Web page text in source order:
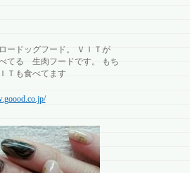
ードッグフード。 ＶＩＴが
てる 生肉フードです。 もち
Ｔも食べてます